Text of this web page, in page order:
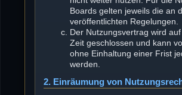
Boards gelten jeweils die an
veröffentlichten Regelungen.
Der Nutzungsvertrag wird
Zeit geschlossen und kann
ohne Einhaltung einer Frist
werden.
2. Einräumung von